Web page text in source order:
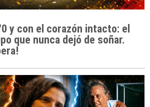
y con el corazón intacto: el
que nunca dejó de soñar.